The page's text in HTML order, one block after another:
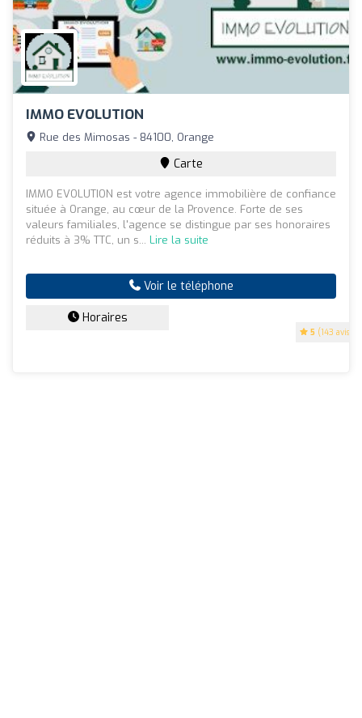
IMMO EVOLUTION
5 (143 avis)
Rue des Mimosas - 84100, Orange
Carte
IMMO EVOLUTION est votre agence immobilière de confiance
située à Orange, au cœur de la Provence. Forte de ses
valeurs familiales, l'agence se distingue par ses honoraires
réduits à 3% TTC, un s... Lire la suite
Voir le téléphone
Horaires